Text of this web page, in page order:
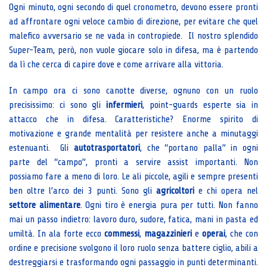
Ogni minuto, ogni secondo di quel cronometro, devono essere pronti
ad affrontare ogni veloce cambio di direzione, per evitare che quel
malefico avversario se ne vada in contropiede. Il nostro splendido
Super-Team, però, non vuole giocare solo in difesa, ma è partendo
da lì che cerca di capire dove e come arrivare alla vittoria.
In campo ora ci sono canotte diverse, ognuno con un ruolo
precisissimo: ci sono gli infermieri, point-guards esperte sia in
attacco che in difesa. Caratteristiche? Enorme spirito di
motivazione e grande mentalità per resistere anche a minutaggi
estenuanti. Gli autotrasportatori, che “portano palla” in ogni
parte del “campo”, pronti a servire assist importanti. Non
possiamo fare a meno di loro. Le ali piccole, agili e sempre presenti
ben oltre l’arco dei 3 punti. Sono gli agricoltori e chi opera nel
settore alimentare. Ogni tiro è energia pura per tutti. Non fanno
mai un passo indietro: lavoro duro, sudore, fatica, mani in pasta ed
umiltà. In ala forte ecco commessi, magazzinieri e operai, che con
ordine e precisione svolgono il loro ruolo senza battere ciglio, abili a
destreggiarsi e trasformando ogni passaggio in punti determinanti.